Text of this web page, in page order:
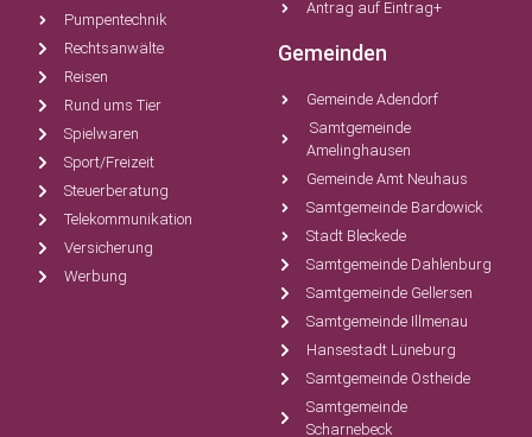
Pumpentechnik
Rechtsanwälte
Reisen
Rund ums Tier
Spielwaren
Sport/Freizeit
Steuerberatung
Telekommunikation
Versicherung
Werbung
Antrag auf Eintrag+
Gemeinden
Gemeinde Adendorf
Samtgemeinde
Amelinghausen
Gemeinde Amt Neuhaus
Samtgemeinde Bardowick
Stadt Bleckede
Samtgemeinde Dahlenburg
Samtgemeinde Gellersen
Samtgemeinde Illmenau
Hansestadt Lüneburg
Samtgemeinde Ostheide
Samtgemeinde
Scharnebeck